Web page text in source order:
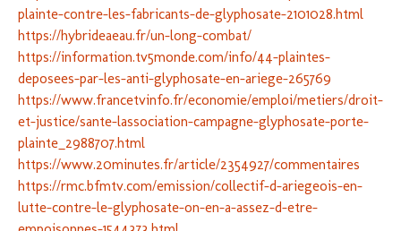
plainte-contre-les-fabricants-de-glyphosate-2101028.html
https://hybrideaeau.fr/un-long-combat/
https://information.tv5monde.com/info/44-plaintes-
deposees-par-les-anti-glyphosate-en-ariege-265769
https://www.francetvinfo.fr/economie/emploi/metiers/droit-
et-justice/sante-lassociation-campagne-glyphosate-porte-
plainte_2988707.html
https://www.20minutes.fr/article/2354927/commentaires
https://rmc.bfmtv.com/emission/collectif-d-ariegeois-en-
lutte-contre-le-glyphosate-on-en-a-assez-d-etre-